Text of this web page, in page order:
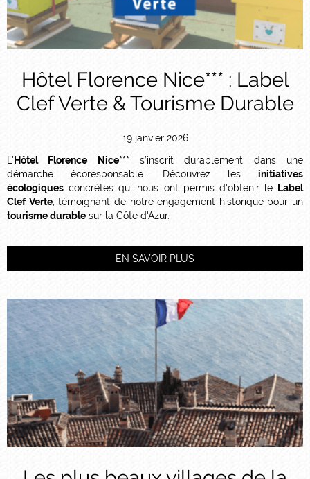
Hôtel Florence Nice*** : Label
Clef Verte & Tourisme Durable
19 janvier 2026
L'Hôtel Florence Nice*** s’inscrit durablement dans une
démarche écoresponsable. Découvrez les initiatives
écologiques concrètes qui nous ont permis d'obtenir le Label
Clef Verte, témoignant de notre engagement historique pour un
tourisme durable sur la Côte d'Azur.
EN SAVOIR PLUS